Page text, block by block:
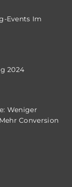
Events Im
2024
Weniger
Conversion